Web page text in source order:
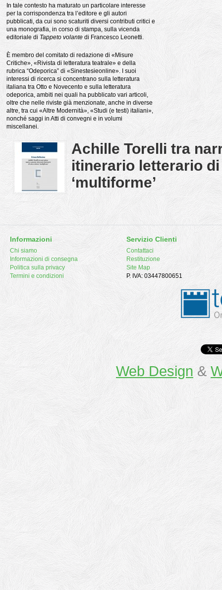
In tale contesto ha maturato un particolare interesse
per la corrispondenza tra l’editore e gli autori
pubblicati, da cui sono scaturiti diversi contributi critici e
una monografia, in corso di stampa, sulla vicenda
editoriale di Tappeto volante di Francesco Leonetti.
È membro del comitato di redazione di «Misure
Critiche», «Rivista di letteratura teatrale» e della
rubrica “Odeporica” di «Sinestesieonline». I suoi
interessi di ricerca si concentrano sulla letteratura
italiana tra Otto e Novecento e sulla letteratura
odeporica, ambiti nei quali ha pubblicato vari articoli,
oltre che nelle riviste già menzionate, anche in diverse
altre, tra cui «Altre Modernità», «Studi (e testi) italiani»,
nonché saggi in Atti di convegni e in volumi
miscellanei.
Achille Torelli tra
itinerario letterario
‘multiforme’
Informazioni
Chi siamo
Informazioni di consegna
Politica sulla privacy
Termini e condizioni
Servizio Clienti
Contattaci
Restituzione
Site Map
P. IVA: 03447800651
Web Design &